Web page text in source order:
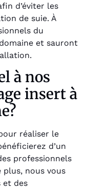
d’éviter les
de suie. À
du
et sauront
à nos
insert à
réaliser le
d’un
professionnels
nous vous
et des